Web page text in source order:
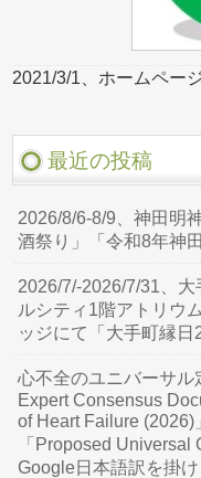
2021/3/1、ホームペー
最近の投稿
2026/8/6-8/9、神田明
酒祭り」「令和8年神
2026/7/-2026/7/31、
ルシティ1階アトリウ
ッジにて「大手町縁日
心不全のユニバーサ
Expert Consensus
of Heart Failure
「Proposed
Google日本語訳を掛け